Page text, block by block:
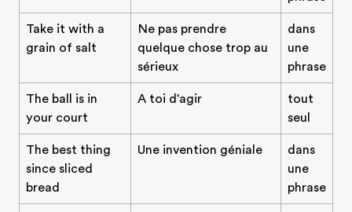
Take it with a
grain of salt
Ne pas prendre
quelque chose trop au
sérieux
dans
une
phrase
The ball is in
your court
A toi d'agir
tout
seul
The best thing
since sliced
bread
Une invention géniale
dans
une
phrase